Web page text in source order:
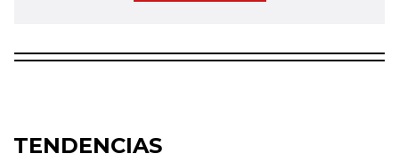
TENDENCIAS